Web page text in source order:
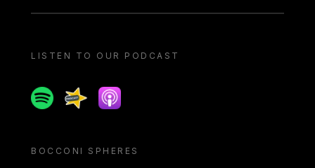
LISTEN TO OUR PODCAST
SpotifySpreakerApple podcast
BOCCONI SPHERES